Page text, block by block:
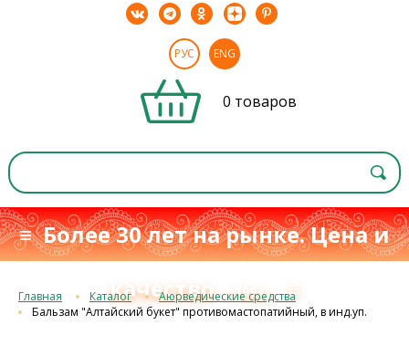
РУС ENG
0 товаров
≡ Более 30 лет на рынке. Цена и
качествос 1993 г.≡
Главная Каталог
Аюрведические средства
Бальзам "Алтайский букет" противомастопатийный, в инд.уп.